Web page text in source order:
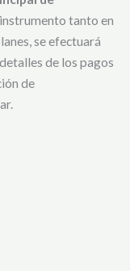
tanto en
se efectuará
de los pagos
de